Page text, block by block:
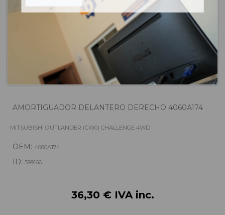
AMORTIGUADOR DELANTERO DERECHO 4060A174
MITSUBISHI OUTLANDER (CW0) CHALLENGE 4WD
OEM: 4060A174
ID: 599166
36,30 € IVA inc.